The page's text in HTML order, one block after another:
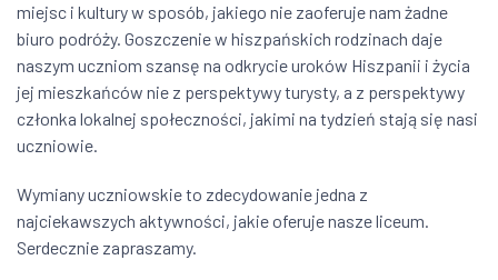
miejsc i kultury w sposób, jakiego nie zaoferuje nam żadne
biuro podróży. Goszczenie w hiszpańskich rodzinach daje
naszym uczniom szansę na odkrycie uroków Hiszpanii i życia
jej mieszkańców nie z perspektywy turysty, a z perspektywy
członka lokalnej społeczności, jakimi na tydzień stają się nasi
uczniowie.
Wymiany uczniowskie to zdecydowanie jedna z
najciekawszych aktywności, jakie oferuje nasze liceum.
Serdecznie zapraszamy.